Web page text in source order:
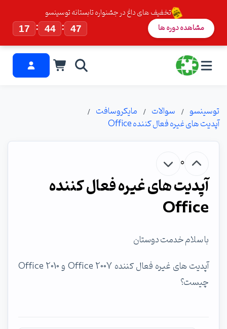
تخفیف های داغ در جشنواره تابستانه توسینسو
17
: 44 : 46 مشاهده دوره ها
توسینسو سوالات
مایکروسافت
آپدیت های غیره فعال کننده Office
0
آپدیت های غیره فعال کننده
Office
با سلام خدمت دوستان
آپدیت های غیره فعال کننده Office 2007 و Office 2010
چیست؟